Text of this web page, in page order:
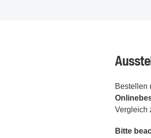
Bestellen
Vergleich
Bitte